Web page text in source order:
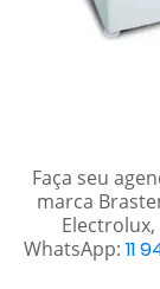
Faça seu
marca
Electrolux,
WhatsApp: 11